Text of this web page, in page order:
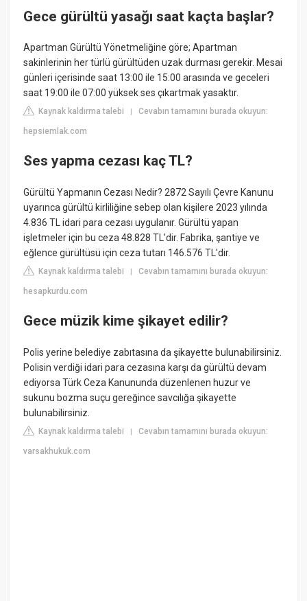
Gece gürültü yasağı saat kaçta başlar?
Apartman Gürültü Yönetmeliğine göre; Apartman
sakinlerinin her türlü gürültüden uzak durması gerekir. Mesai
günleri içerisinde saat 13:00 ile 15:00 arasında ve geceleri
saat 19:00 ile 07:00 yüksek ses çıkartmak yasaktır.
Kaynak kaldırma talebi |Cevabın tamamını burada okuyun:
hepsiemlak.com
Ses yapma cezası kaç TL?
Gürültü Yapmanın Cezası Nedir? 2872 Sayılı Çevre Kanunu
uyarınca gürültü kirliliğine sebep olan kişilere 2023 yılında
4.836 TL idari para cezası uygulanır. Gürültü yapan
işletmeler için bu ceza 48.828 TL'dir. Fabrika, şantiye ve
eğlence gürültüsü için ceza tutarı 146.576 TL'dir.
Kaynak kaldırma talebi |Cevabın tamamını burada okuyun:
hesapkurdu.com
Gece müzik kime şikayet edilir?
Polis yerine belediye zabıtasına da şikayette bulunabilirsiniz.
Polisin verdiği idari para cezasına karşı da gürültü devam
ediyorsa Türk Ceza Kanununda düzenlenen huzur ve
sukunu bozma suçu gereğince savcılığa şikayette
bulunabilirsiniz.
Kaynak kaldırma talebi |Cevabın tamamını burada okuyun:
varsakhukuk.com